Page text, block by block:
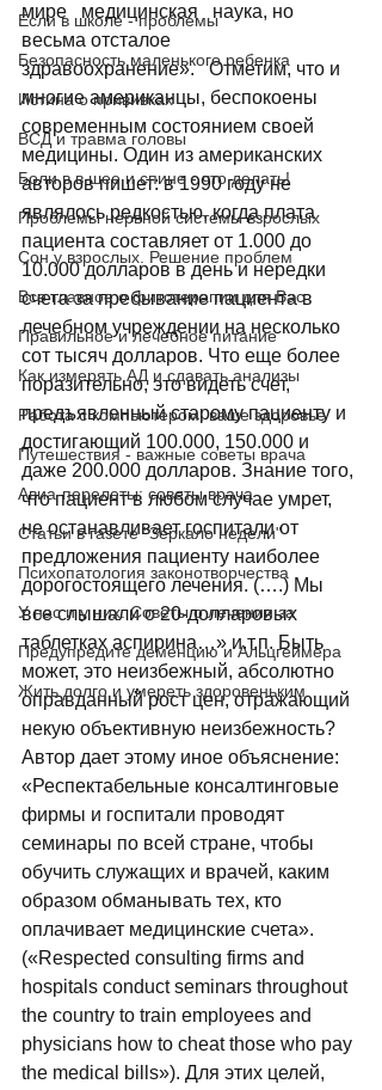
Если в школе - проблемы
Безопасность маленького ребенка
Истина о прививках
ВСД и травма головы
Боли в в шее и спине - что делать!
Проблемы нервной системы взрослых
Сон у взрослых. Решение проблем
Все главное о фитотерапии для Вас
Правильное и лечебное питание
Как измерять АД и сдавать анализы
Работа с компьютером: ваше здоровье
Путешествия - важные советы врача
Авиа-перелеты: советы врача
Статьи в газете "Зеркало недели"
Психопатология законотворчества
У нас и у них. Советы о лечении за
Предупредите деменцию и Альцгеймера
Жить долго и умереть здоровеньким
мире   медицинская   наука, но
весьма отсталое
здравоохранение».   Отметим, что и
многие американцы, беспокоены
современным состоянием своей
медицины. Один из американских
авторов пишет: в 1990 году не
являлось редкостью, когда плата
пациента составляет от 1.000 до
10.000 долларов в день и нередки
счета за пребывание пациента в
лечебном учреждении на несколько
сот тысяч долларов. Что еще более
поразительно, это видеть счет,
предъявленный старому пациенту и
достигающий 100.000, 150.000 и
даже 200.000 долларов. Знание того,
что пациент в любом случае умрет,
не останавливает госпитали от
предложения пациенту наиболее
дорогостоящего лечения. (….) Мы
все слышали о 20-долларовых
таблетках аспирина…» и.т.п. Быть
может, это неизбежный, абсолютно
оправданный рост цен, отражающий
некую объективную неизбежность?
Автор дает этому иное объяснение:
«Респектабельные консалтинговые
фирмы и госпитали проводят
семинары по всей стране, чтобы
обучить служащих и врачей, каким
образом обманывать тех, кто
оплачивает медицинские счета».
(«Respected consulting firms and
hospitals conduct seminars throughout
the country to train employees and
physicians how to cheat those who pay
the medical bills»). Для этих целей,